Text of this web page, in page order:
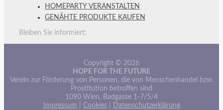
HOMEPARTY VERANSTALTEN
GENÄHTE PRODUKTE KAUFEN
Bleiben Sie informiert:
Copyright © 2026
HOPE FOR THE FUTURE
Verein zur Förderung von Personen, die von Menschenhandel bzw.
Prostitution betroffen sind
1090 Wien, Badgasse 1-7/5/4
Impressum
Cookies|
Datenschutzerklärung